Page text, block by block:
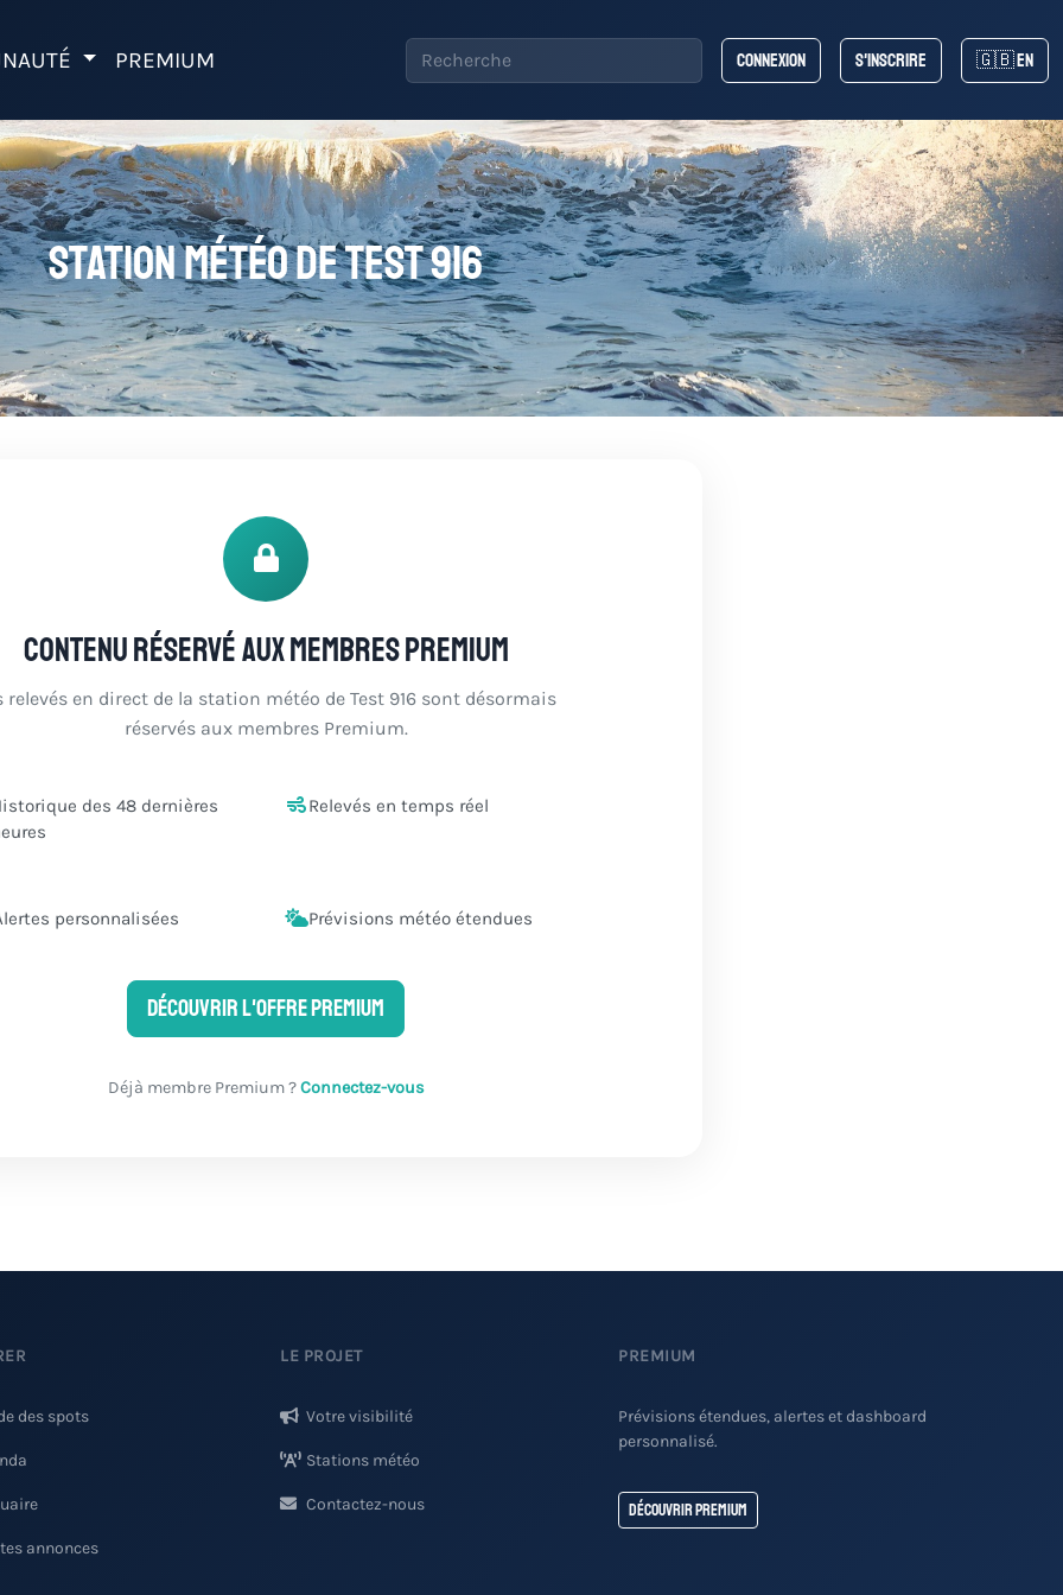
PREMIUM Connexion S'inscrire 🇬🇧 EN
Station météo de Test 916
Contenu réservé aux membres Premium
relevés en direct de la station météo de Test 916 sont désormais
réservés aux membres Premium.
des 48 dernières
Relevés en temps réel
personnalisées Prévisions météo étendues
Découvrir l'offre Premium
Déjà membre Premium ?Connectez-vous
des spots
annonces
LE PROJET
Votre visibilité
Stations météo
Contactez-nous
PREMIUM
Prévisions étendues, alertes et dashboard
personnalisé.
Découvrir Premium